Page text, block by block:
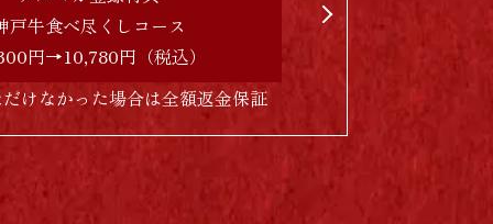
戸牛食べ尽くしコース
円→10,780円（税込）
けなかった場合は全額返金保証